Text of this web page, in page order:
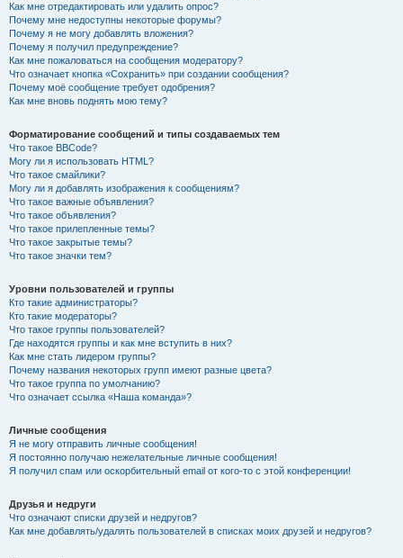
Как мне отредактировать или удалить опрос?
Почему мне недоступны некоторые форумы?
Почему я не могу добавлять вложения?
Почему я получил предупреждение?
Как мне пожаловаться на сообщения модератору?
Что означает кнопка «Сохранить» при создании сообщения?
Почему моё сообщение требует одобрения?
Как мне вновь поднять мою тему?
Форматирование сообщений и типы создаваемых тем
Что такое BBCode?
Могу ли я использовать HTML?
Что такое смайлики?
Могу ли я добавлять изображения к сообщениям?
Что такое важные объявления?
Что такое объявления?
Что такое прилепленные темы?
Что такое закрытые темы?
Что такое значки тем?
Уровни пользователей и группы
Кто такие администраторы?
Кто такие модераторы?
Что такое группы пользователей?
Где находятся группы и как мне вступить в них?
Как мне стать лидером группы?
Почему названия некоторых групп имеют разные цвета?
Что такое группа по умолчанию?
Что означает ссылка «Наша команда»?
Личные сообщения
Я не могу отправить личные сообщения!
Я постоянно получаю нежелательные личные сообщения!
Я получил спам или оскорбительный email от кого-то с этой конференции!
Друзья и недруги
Что означают списки друзей и недругов?
Как мне добавлять/удалять пользователей в списках моих друзей и недругов?